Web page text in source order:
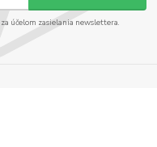
za účelom zasielania newslettera.